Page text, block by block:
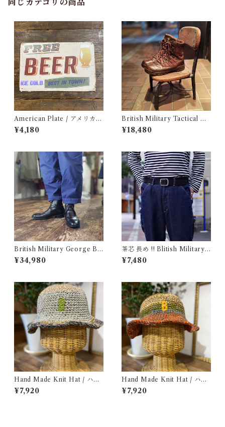
同じカテゴリの商品
American Plate / アメリカン
プレート
¥4,180
British Military Tactical Bo
ots Brown 8W / BATES / イ
ギリス軍 コンバット ブーツ ベ
¥18,480
British Military George Bo
ots 10M / Made in England
/ イギリス軍 ジョージブーツ
¥34,980
茶芯 長め !! Blitish Military
UK Leather Belt Black / イ
ギリス軍 レザー ベルト 96〜1
¥7,480
Hand Made Knit Hat / ハン
ドメイド ニット ハット
¥7,920
Hand Made Knit Hat / ハン
ド メイド ニット ハット
¥7,920